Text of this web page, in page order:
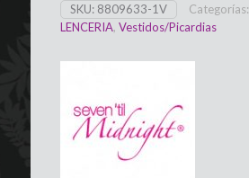
SEVEN
TILL
cantidad
SKU: 8809633-1V Categorías:
LENCERIA, Vestidos/Picardias